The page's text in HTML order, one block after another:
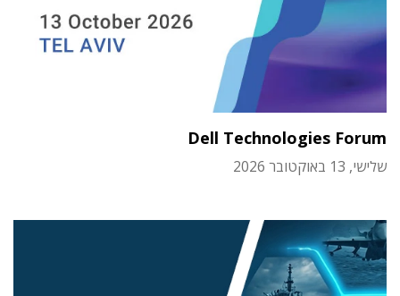
Dell Technologies Forum
שלישי, 13 באוקטובר 2026